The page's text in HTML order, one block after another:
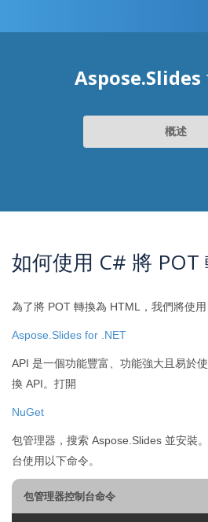
Aspose.Slides
概述
如何使用 C# 將
為了將 POT 轉換為 HTML，我們將使用
Aspose.Slides for .NET
API 是一個功能豐富、功能強大且易於
換 API。打開
NuGet
包管理器，搜索 Aspose.Slides 並安裝
台使用以下命令。
包管理器控制台命令